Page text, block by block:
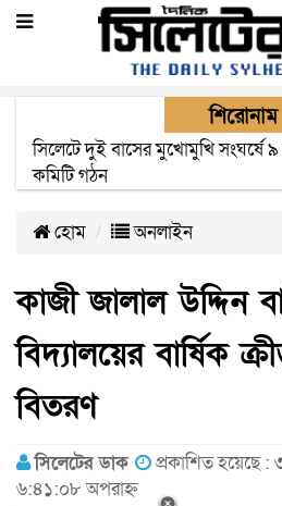
শিরোনাম
সিলেটে সড়ক দুর্ঘটনায় নিহতদের
সরকারি অনুদান
হোম অনলাইন
কাজী জালাল উদ্দিন
বিদ্যালয়ের বার্ষিক
বিতরণ
সিলেটের ডাক
প্রকাশিত হয়েছে :
৬:৪১:০৮ অপরাহ্ন